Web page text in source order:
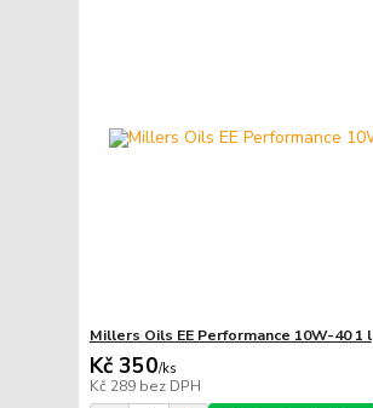
Millers Oils EE Performance 10W-40 1 l
Kč 350/ks
Kč 289 bez DPH